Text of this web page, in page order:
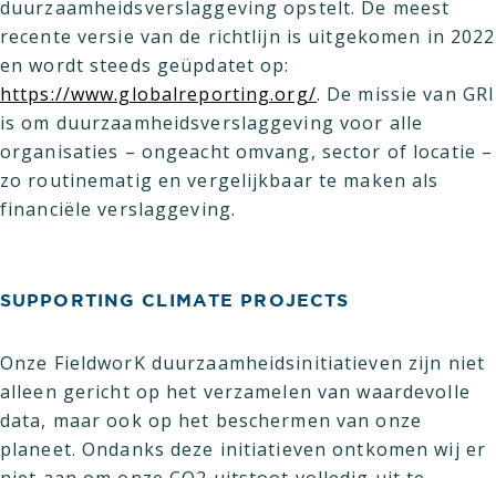
duurzaamheidsverslaggeving opstelt. De meest
recente versie van de richtlijn is uitgekomen in 2022
en wordt steeds geüpdatet op:
https://www.globalreporting.org/. De missie van GRI
is om duurzaamheidsverslaggeving voor alle
organisaties – ongeacht omvang, sector of locatie –
zo routinematig en vergelijkbaar te maken als
financiële verslaggeving.
SUPPORTING CLIMATE PROJECTS
Onze FieldworK duurzaamheidsinitiatieven zijn niet
alleen gericht op het verzamelen van waardevolle
data, maar ook op het beschermen van onze
planeet. Ondanks deze initiatieven ontkomen wij er